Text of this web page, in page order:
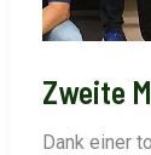
Zweite
Dank einer